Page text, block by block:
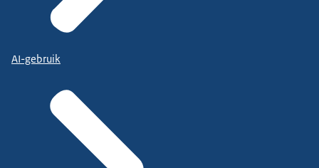
AI-gebruik